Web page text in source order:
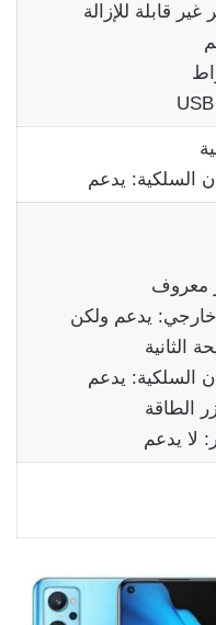
السلكية: يدعم
معروف
يدعم ولكن
الثانية
السلكية: يدعم
الطاقة
لا يدعم